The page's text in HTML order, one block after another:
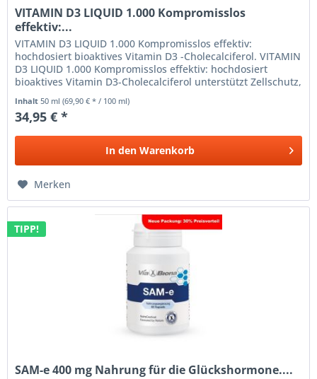
VITAMIN D3 LIQUID 1.000 Kompromisslos
effektiv:...
VITAMIN D3 LIQUID 1.000 Kompromisslos effektiv:
hochdosiert bioaktives Vitamin D3 -Cholecalciferol. VITAMIN
D3 LIQUID 1.000 Kompromisslos effektiv: hochdosiert
bioaktives Vitamin D3-Cholecalciferol unterstützt Zellschutz,
Inhalt 50 ml(69,90 € * / 100 ml)
34,95 € *
In den Warenkorb
Merken
TIPP!
SAM-e 400 mg Nahrung für die Glückshormone....